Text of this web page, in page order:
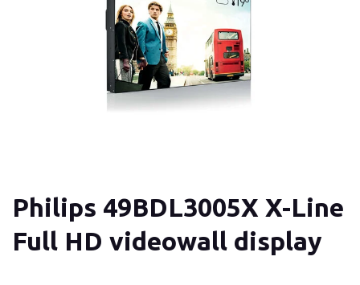
Philips 49BDL3005X X-Line
Full HD videowall display